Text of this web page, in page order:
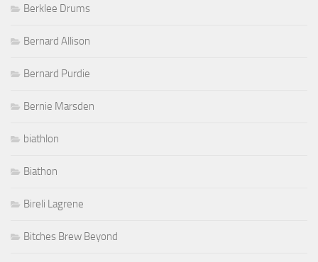
Berklee Drums
Bernard Allison
Bernard Purdie
Bernie Marsden
biathlon
Biathon
Bireli Lagrene
Bitches Brew Beyond